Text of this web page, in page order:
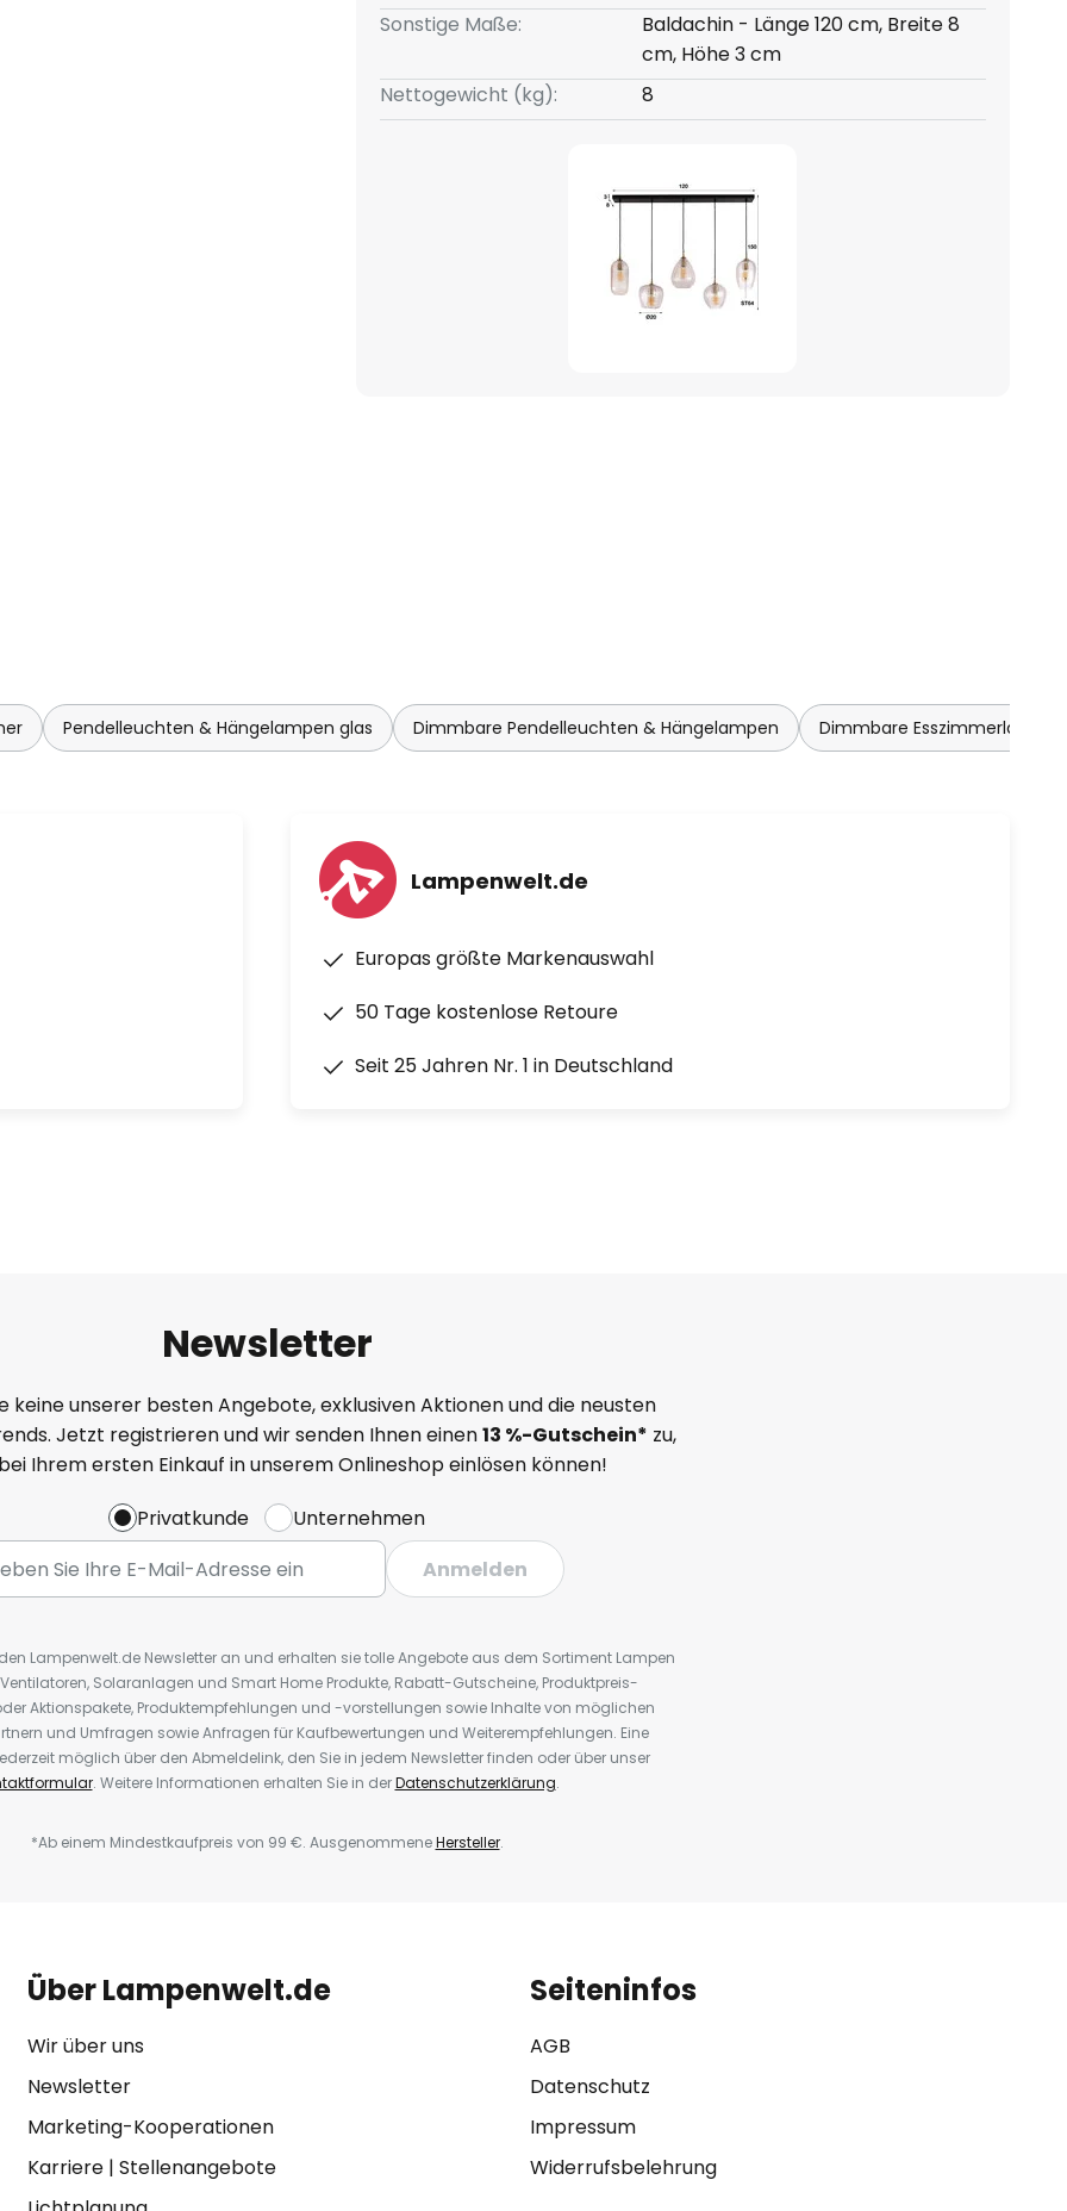
Sonstige Maße:
Baldachin - Länge 120 cm, Breite 8
cm, Höhe 3 cm
Nettogewicht (kg):
8
Pendelleuchten & Hängelampen glas Dimmbare Pendelleuchten & Hängelampen Dimmbare Esszimmerlampen
Lampenwelt.de
Europas größte Markenauswahl
50 Tage kostenlose Retoure
Seit 25 Jahren Nr. 1 in Deutschland
Newsletter
keine unserer besten Angebote, exklusiven Aktionen und die neusten
Jetzt registrieren und wir senden Ihnen einen13 %-Gutschein* zu,
Ihrem ersten Einkauf in unserem Onlineshop einlösen können!
Privatkunde
Unternehmen
Anmelden
Lampenwelt.de Newsletter an und erhalten sie tolle Angebote aus dem Sortiment Lampen
Solaranlagen und Smart Home Produkte, Rabatt-Gutscheine, Produktpreis-
Aktionspakete, Produktempfehlungen und -vorstellungen sowie Inhalte von möglichen
und Umfragen sowie Anfragen für Kaufbewertungen und Weiterempfehlungen. Eine
möglich über den Abmeldelink, den Sie in jedem Newsletter finden oder über unser
. Weitere Informationen erhalten Sie in derDatenschutzerklärung.
*Ab einem Mindestkaufpreis von 99 €. AusgenommeneHersteller.
Über Lampenwelt.de
Wir über uns
Newsletter
Marketing-Kooperationen
Karriere| Stellenangebote
Seiteninfos
AGB
Datenschutz
Impressum
Widerrufsbelehrung